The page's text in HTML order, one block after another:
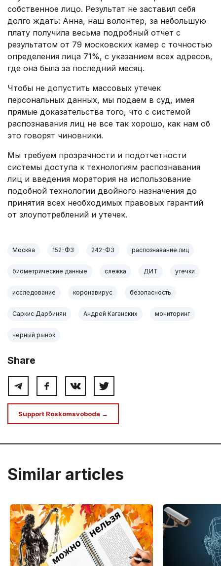
собственное лицо. Результат не заставил себя
долго ждать: Анна, наш волонтер, за небольшую
плату получила весьма подробный отчет с
результатом от 79 московских камер с точностью
определения лица 71%, с указанием всех адресов,
где она была за последний месяц.
Чтобы не допустить массовых утечек
персональных данных, мы подаем в суд, имея
прямые доказательства того, что с системой
распознавания лиц не все так хорошо, как нам об
это говорят чиновники.
Мы требуем прозрачности и подотчетности
системы доступа к технологиям распознавания
лиц и введения моратория на использование
подобной технологии двойного назначения до
принятия всех необходимых правовых гарантий
от злоупотреблений и утечек.
Москва 152-ФЗ 242-ФЗ распознавание лиц
биометрические данные слежка ДИТ утечки
исследование коронавирус безопасность
Саркис Дарбинян Андрей Каганских мониторинг
черный рынок
Share
Support Roskomsvoboda →
Similar articles